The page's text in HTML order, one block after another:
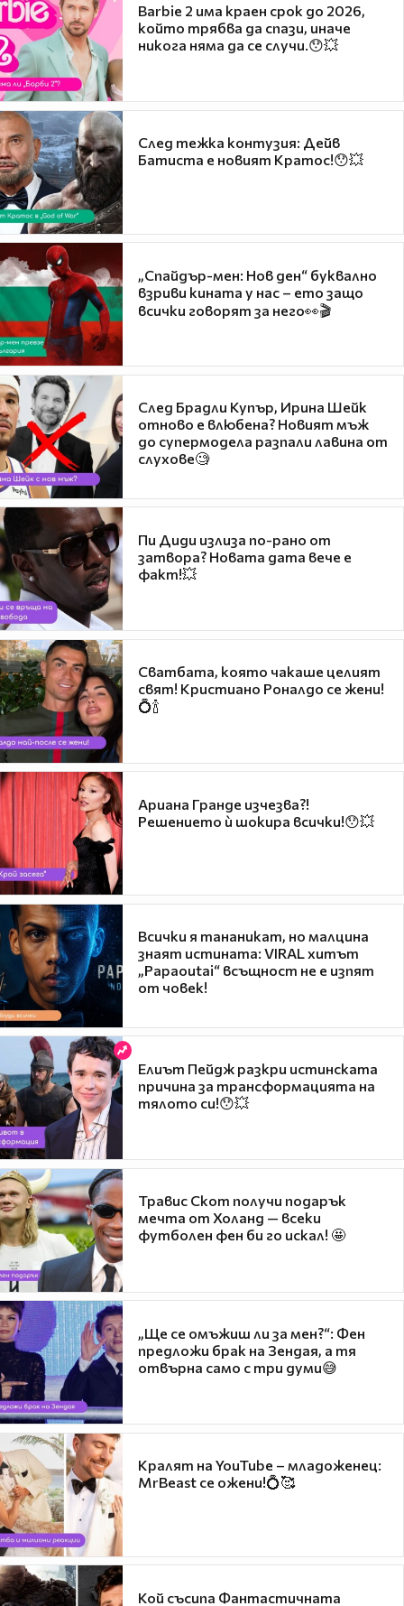
Barbie 2 има краен срок до 2026,
който трябва да спази, иначе
никога няма да се случи.😯💥
След тежка контузия: Дейв
Батиста е новият Кратос!😯💥
„Спайдър-мен: Нов ден“ буквално
взриви кината у нас – ето защо
всички говорят за него👀🎬
След Брадли Купър, Ирина Шейк
отново е влюбена? Новият мъж
до супермодела разпали лавина от
слухове🧐
Пи Диди излиза по-рано от
затвора? Новата дата вече е
факт!💥
Сватбата, която чакаше целият
свят! Кристиано Роналдо се жени!
💍🍾
Ариана Гранде изчезва?!
Решението ѝ шокира всички!😯💥
Всички я тананикат, но малцина
знаят истината: VIRAL хитът
„Papaoutai“ всъщност не е изпят
от човек!
Елиът Пейдж разкри истинската
причина за трансформацията на
тялото си!😯💥
Травис Скот получи подарък
мечта от Холанд — всеки
футболен фен би го искал! 🤩
„Ще се омъжиш ли за мен?“: Фен
предложи брак на Зендая, а тя
отвърна само с три думи😅
Кралят на YouTube – младоженец:
MrBeast се ожени!💍🥰
Кой съсипа Фантастичната